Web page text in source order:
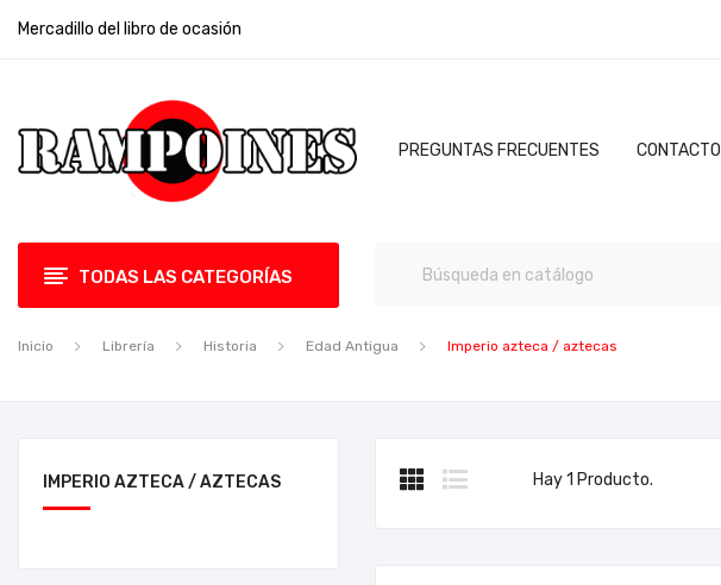
Mercadillo del libro de ocasión
PREGUNTAS FRECUENTES CONTACTO
TODAS LAS CATEGORÍAS
Inicio Librería Historia Edad Antigua Imperio azteca / aztecas
IMPERIO AZTECA / AZTECAS Hay 1 Producto.